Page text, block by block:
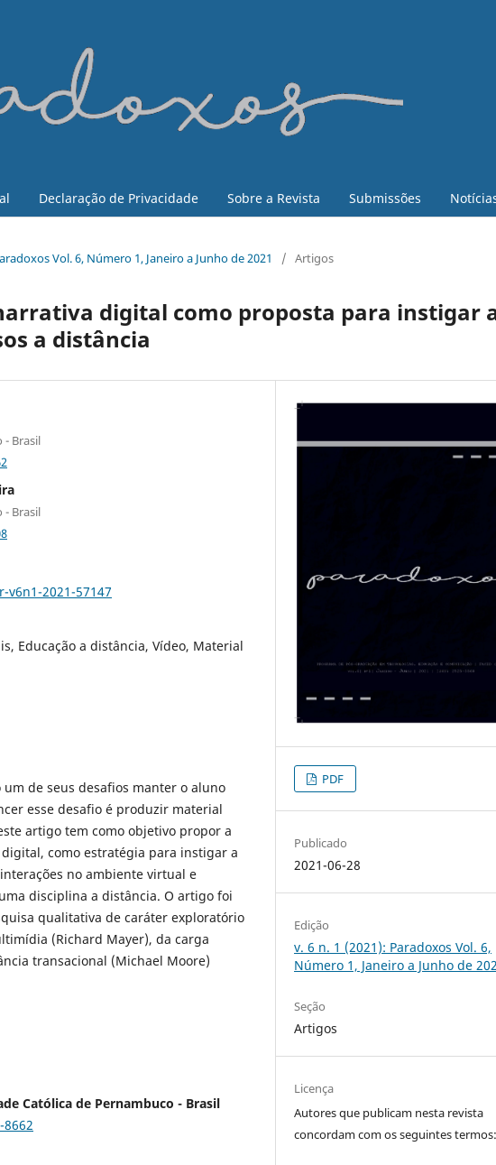
Declaração de Privacidade Sobre a Revista Submissões
Vol. 6, Número 1, Janeiro a Junho de 2021 / Artigos
digital como proposta para instigar
a distância
- Brasil
- Brasil
2021-57147
Educação a distância, Vídeo, Material
um de seus desafios manter o aluno
esse desafio é produzir material
artigo tem como objetivo propor a
como estratégia para instigar a
no ambiente virtual e
disciplina a distância. O artigo foi
qualitativa de caráter exploratório
(Richard Mayer), da carga
transacional (Michael Moore)
Católica de Pernambuco - Brasil
PDF
Publicado
2021-06-28
Edição
v. 6 n. 1 (2021): Paradoxos Vol. 6,
Número 1, Janeiro a Junho de
Seção
Artigos
Licença
Autores que publicam nesta revista
concordam com os seguintes termos: